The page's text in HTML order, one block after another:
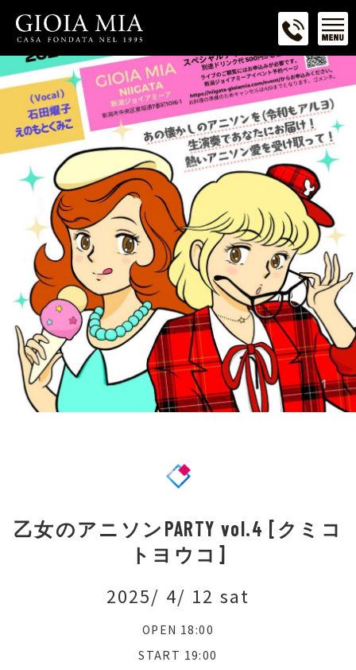
乙女のアニソンPARTY vol.4 [クミコ
トヨウコ]
2025/ 4/ 12 sat
OPEN 18:00
START 19:00